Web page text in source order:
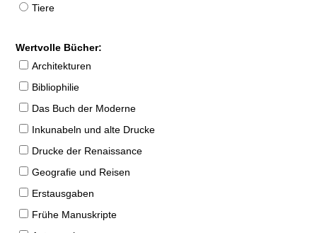
Tiere
Wertvolle Bücher:
Architekturen
Bibliophilie
Das Buch der Moderne
Inkunabeln und alte Drucke
Drucke der Renaissance
Geografie und Reisen
Erstausgaben
Frühe Manuskripte